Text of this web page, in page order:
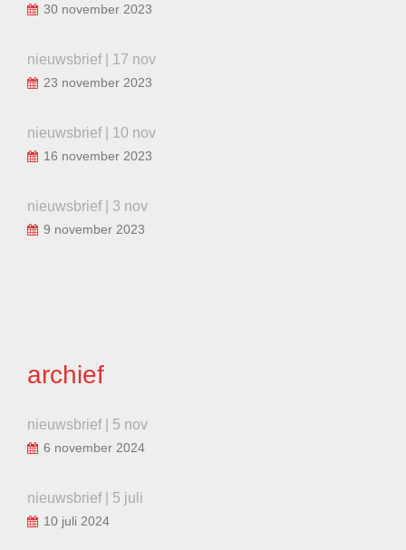
30 november 2023
nieuwsbrief | 17 nov
23 november 2023
nieuwsbrief | 10 nov
16 november 2023
nieuwsbrief | 3 nov
9 november 2023
archief
nieuwsbrief | 5 nov
6 november 2024
nieuwsbrief | 5 juli
10 juli 2024